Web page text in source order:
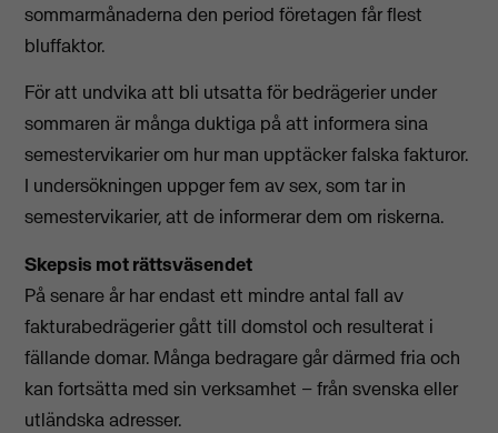
sommarmånaderna den period företagen får flest
bluffaktor.
För att undvika att bli utsatta för bedrägerier under
sommaren är många duktiga på att informera sina
semestervikarier om hur man upptäcker falska fakturor.
I undersökningen uppger fem av sex, som tar in
semestervikarier, att de informerar dem om riskerna.
Skepsis mot rättsväsendet
På senare år har endast ett mindre antal fall av
fakturabedrägerier gått till domstol och resulterat i
fällande domar. Många bedragare går därmed fria och
kan fortsätta med sin verksamhet – från svenska eller
utländska adresser.